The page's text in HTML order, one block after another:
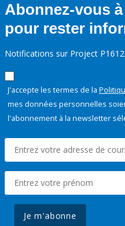
Abonnez-vous
pour rester
Notifications sur Project
J'accepte les termes de la
mes données personnelles
l'abonnement à la newsletter
Je m'abonne